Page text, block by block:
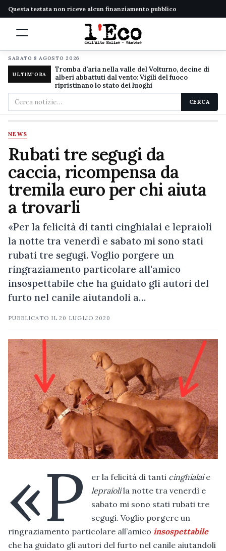
Questa testata non riceve alcun finanziamento pubblico
SABATO 8 AGOSTO 2026
ULTIM'ORA
Tromba d'aria nella valle del Volturno, decine di
alberi abbattuti dal vento: Vigili del fuoco
ripristinano lo stato dei luoghi
Cerca
nel
sito
CERCA
NEWS
Rubati tre segugi da
caccia, ricompensa da
tremila euro per chi aiuta
a trovarli
«Per la felicità di tanti cinghialai e lepraioli
la notte tra venerdì e sabato mi sono stati
rubati tre segugi. Voglio porgere un
ringraziamento particolare all'amico
insospettabile che ha guidato gli autori del
furto nel canile aiutandoli a…
PUBBLICATO IL20 LUGLIO 2020
«P er la felicità di tanti cinghialaie
lepraiolila notte tra venerdì e
sabato mi sono stati rubati tre
segugi. Voglio porgere un
ringraziamento particolare all’amico insospettabile
che ha guidato gli autori del furto nel canile aiutandoli